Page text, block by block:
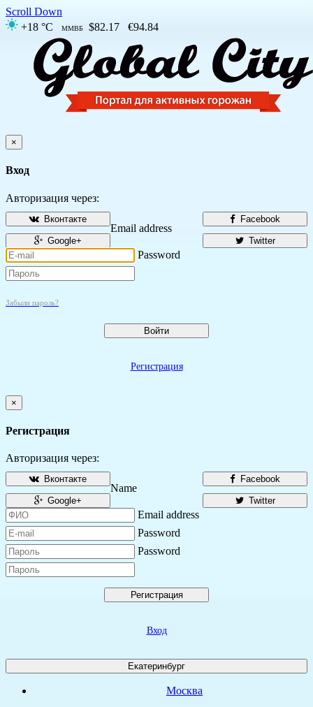
Scroll Down
+18 °C
ММВБ $82.17 €94.84
×
Вход
Авторизация через:
Facebook
Вконтакте
Twitter
Google+
Email address
Password
Забыли пароль?
Войти
Регистрация
×
Регистрация
Авторизация через:
Facebook
Вконтакте
Twitter
Google+
Name
Email address
Password
Password
Регистрация
Вход
Екатеринбург
Москва